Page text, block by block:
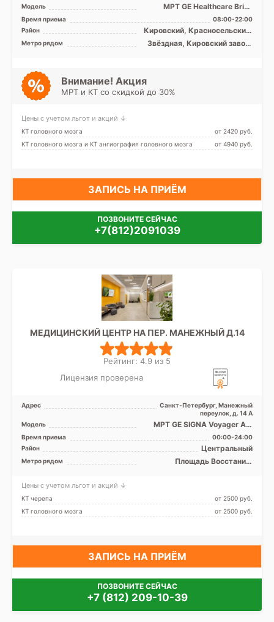
Модель
МРТ GE Healthcare Brivo
MR355 1.5Т закрытый тип,
КТ GЕ Optima CT 520 1 ...
Время приема
08:00-22:00
Район
Кировский, Красносельский,
Колпинский, Московский,
Пушкинский, Лен. область
Метро рядом
Звёздная, Кировский завод,
Проспект Славы, Дунайская,
Шушары, Юго-Западная,
Внимание! Акция
МРТ и КТ со скидкой до 30%
Цены с учетом льгот и акций ↓
КТ головного мозга
от 2420 pуб.
КТ головного мозга и КТ ангиография головного мозга
от 4940 pуб.
ЗАПИСЬ НА ПРИЁМ
ПОЗВОНИТЕ СЕЙЧАС
+7(812)2091039
МЕДИЦИНСКИЙ ЦЕНТР НА ПЕР. МАНЕЖНЫЙ Д.14
Рейтинг: 4.9 из 5
Лицензия проверена
Адрес
Санкт-Петербург, Манежный
переулок, д. 14 А
Модель
МРТ GE SIGNA Voyager AIR
Edition 1.5 Tесла
полуоткрытый, КТ GE Revolut
...
Время приема
00:00-24:00
Район
Центральный
Метро рядом
Площадь Восстания,
Цены с учетом льгот и акций ↓
КТ черепа
от 2500 pуб.
КТ головного мозга
от 2500 pуб.
ЗАПИСЬ НА ПРИЁМ
ПОЗВОНИТЕ СЕЙЧАС
+7 (812) 209-10-39